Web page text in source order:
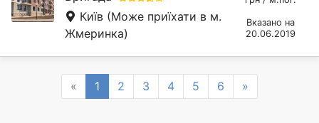
Київ (Може приїхати в м.
Жмеринка)
Вказано на
20.06.2019
« Previous
1 2 3 4 5 6 »